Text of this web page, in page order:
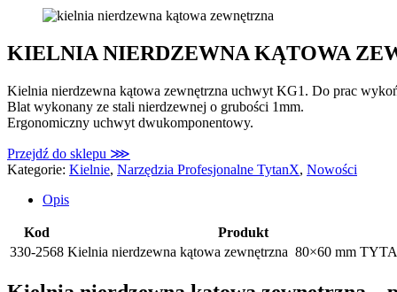
KIELNIA NIERDZEWNA KĄTOWA
Kielnia nierdzewna kątowa zewnętrzna uchwyt KG1. Do prac
Blat wykonany ze stali nierdzewnej o grubości 1mm.
Ergonomiczny uchwyt dwukomponentowy.
Przejdź do sklepu ⋙
Kategorie: Kielnie, Narzędzia Profesjonalne TytanX, Nowości
Opis
Kod Produkt
330-2568 Kielnia nierdzewna kątowa zewnętrzna 80×60 mm